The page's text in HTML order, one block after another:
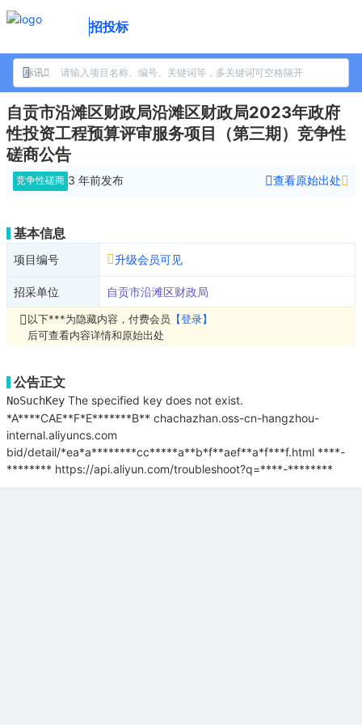
招投标
标讯
自贡市沿滩区财政局沿滩区财政局2023年政府
性投资工程预算评审服务项目（第三期）竞争性
磋商公告
竞争性磋商 3 年前发布 查看原始出处
基本信息
项目编号 升级会员可见
招采单位 自贡市沿滩区财政局
以下***为隐藏内容，付费会员 【登录】
后可查看内容详情和原始出处
公告正文
NoSuchKey The specified key does not exist.
*A****CAE**F*E*******B** chachazhan.oss-cn-hangzhou-
internal.aliyuncs.com
bid/detail/*ea*a********cc*****a**b*f**aef**a*f***f.html ****-
******** https://api.aliyun.com/troubleshoot?q=****-********